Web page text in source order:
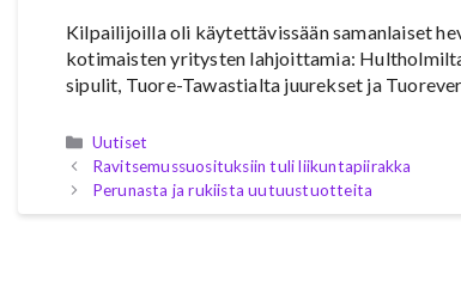
Kilpailijoilla oli käytettävissään samanlaiset
kotimaisten yritysten lahjoittamia:
sipulit, Tuore-Tawastialta juurekset ja
Kategoriat
Uutiset
Ravitsemussuosituksiin tuli liikuntapiirakka
Perunasta ja rukiista uutuustuotteita